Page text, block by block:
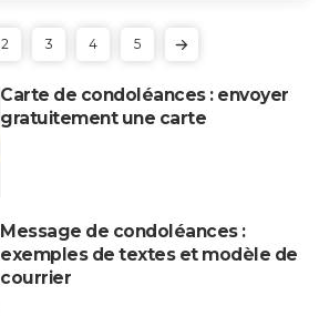
2 3 4 5
Carte de condoléances : envoyer
gratuitement une carte
Message de condoléances :
exemples de textes et modèle de
courrier